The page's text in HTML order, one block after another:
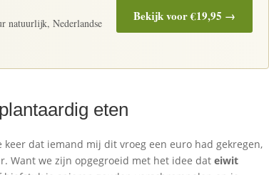
natuurlijk, Nederlandse
Bekijk voor €19,95 →
eten
dat iemand mij dit vroeg een euro had gekregen,
Want we zijn opgegroeid met het idee dateiwit